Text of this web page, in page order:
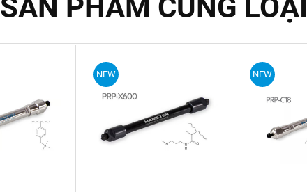
SẢN PHẨM CÙNG LOẠI
NEW NEW